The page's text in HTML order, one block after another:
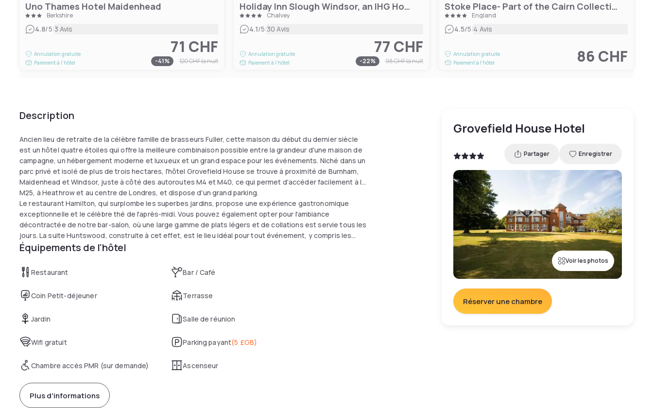
Uno Thames Hotel Maidenhead
Berkshire
4.8/5|3 Avis
Annulation gratuite
Paiement à l'hôtel
71 CHF
-41% 120 CHFla nuit
Holiday Inn Slough Windsor, an IHG Hotel
Chalvey
4.1/5|30 Avis
Annulation gratuite
Paiement à l'hôtel
77 CHF
-22% 98 CHFla nuit
Stoke Place- Part of the Cairn Collection
England
4.5/5|4 Avis
Annulation gratuite
Paiement à l'hôtel
86 CHF
Description
Ancien lieu de retraite de la célèbre famille de brasseurs Fuller, cette maison du début du dernier siècle
est un hôtel quatre étoiles qui offre la meilleure combinaison possible entre la grandeur d'une maison de
campagne, un hébergement moderne et luxueux et un grand espace pour les événements. Niché dans un
parc privé et isolé de plus de trois hectares, l'hôtel Grovefield House se trouve à proximité de Burnham,
Maidenhead et Windsor, juste à côté des autoroutes M4 et M40, ce qui permet d'accéder facilement à la
M25, à Heathrow et au centre de Londres, et dispose d'un grand parking.
Le restaurant Hamilton, qui surplombe les superbes jardins, propose une expérience gastronomique
exceptionnelle et le célèbre thé de l'après-midi. Vous pouvez également opter pour l'ambiance
décontractée de notre bar-salon, où une large gamme de plats légers et de collations est servie tous les
jours. La suite Huntswood, construite à cet effet, est le lieu idéal pour tout événement, y compris les
mariages, les fêtes privées et les événements d'entreprise.
Équipements de l'hôtel
Restaurant Bar / Café
Coin Petit-déjeuner Terrasse
Jardin Salle de réunion
Wifi gratuit Parking payant(5 £GB)
Chambre accès PMR (sur demande) Ascenseur
Plus d'informations
Grovefield House Hotel
Partager Enregistrer
Voir les photos
Réserver une chambre